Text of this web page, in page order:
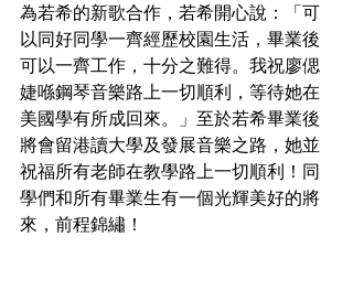
為若希的新歌合作，若希開心說：「可
以同好同學一齊經歷校園生活，畢業後
可以一齊工作，十分之難得。我祝廖偲
婕喺鋼琴音樂路上一切順利，等待她在
美國學有所成回來。」至於若希畢業後
將會留港讀大學及發展音樂之路，她並
祝福所有老師在教學路上一切順利！同
學們和所有畢業生有一個光輝美好的將
來，前程錦繡！